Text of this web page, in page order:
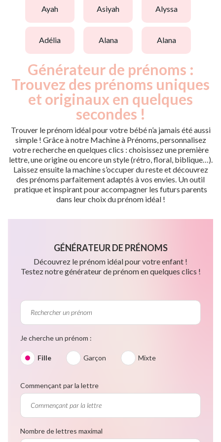
ayah asiyah alyssa
adélia alana alana
Générateur de prénoms :
Trouvez des prénoms uniques
et originaux en quelques
secondes !
Trouver le prénom idéal pour votre bébé n’a jamais été aussi
simple ! Grâce à notre Machine à Prénoms, personnalisez
votre recherche en quelques clics : choisissez une première
lettre, une origine ou encore un style (rétro, floral, biblique…).
Laissez ensuite la machine s’occuper du reste et découvrez
des prénoms parfaitement adaptés à vos envies. Un outil
pratique et inspirant pour accompagner les futurs parents
dans leur choix du prénom idéal !
GÉNÉRATEUR DE PRÉNOMS
Découvrez le prénom idéal pour votre enfant !
Testez notre générateur de prénom en quelques clics !
Je cherche un prénom :
Fille Garçon Mixte
Commençant par la lettre
Nombre de lettres maximal